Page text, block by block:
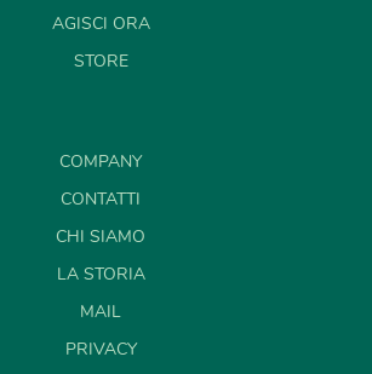
AGISCI ORA
STORE
COMPANY
CONTATTI
CHI SIAMO
LA STORIA
MAIL
PRIVACY